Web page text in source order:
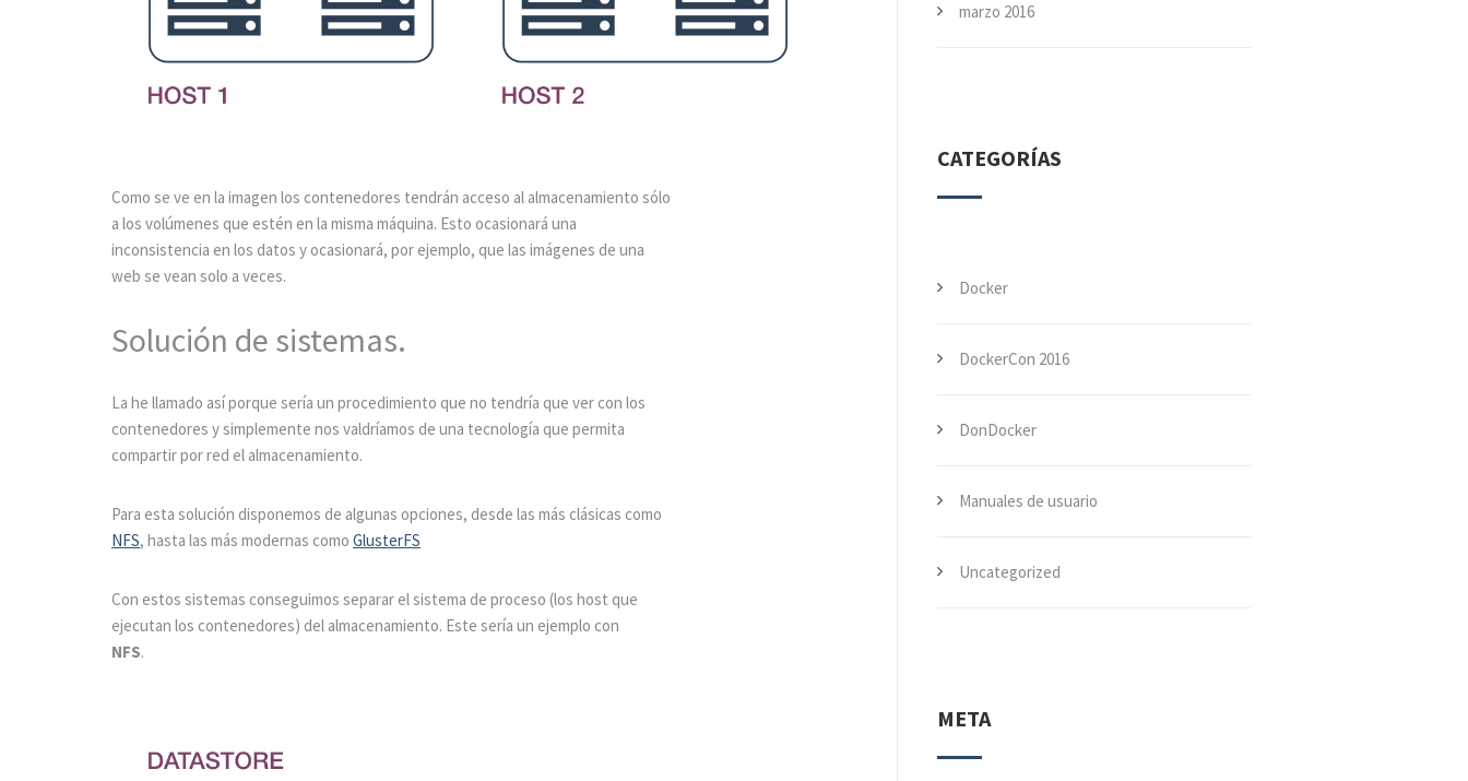
Como se ve en la imagen los contenedores tendrán acceso al almacenamiento sólo
a los volúmenes que estén en la misma máquina. Esto ocasionará una
inconsistencia en los datos y ocasionará, por ejemplo, que las imágenes de una
web se vean solo a veces.
Solución de sistemas.
La he llamado así porque sería un procedimiento que no tendría que ver con los
contenedores y simplemente nos valdríamos de una tecnología que permita
compartir por red el almacenamiento.
Para esta solución disponemos de algunas opciones, desde las más clásicas como
NFS, hasta las más modernas como GlusterFS
Con estos sistemas conseguimos separar el sistema de proceso (los host que
ejecutan los contenedores) del almacenamiento. Este sería un ejemplo con
NFS.
marzo 2016
CATEGORÍAS
Docker
DockerCon 2016
DonDocker
Manuales de usuario
Uncategorized
META